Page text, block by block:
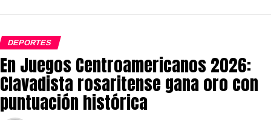
DEPORTES
En Juegos Centroamericanos 2026:
Clavadista rosaritense gana oro con
puntuación histórica